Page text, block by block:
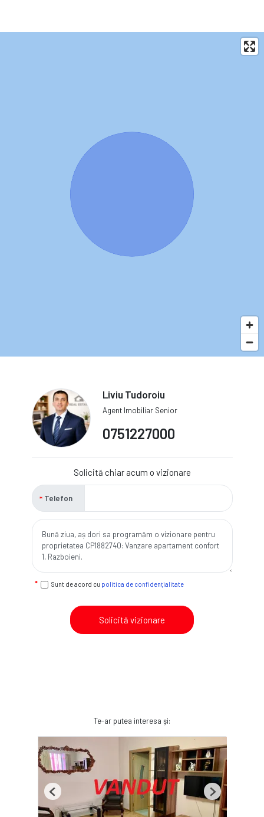
Liviu Tudoroiu
Agent Imobiliar Senior
0751227000
Solicită chiar acum o vizionare
Telefon
Sunt de acord cu politica de confidențialitate
Solicită vizionare
Te-ar putea interesa și:
Previous Next